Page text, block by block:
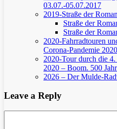
03.07.-05.07.2017
2019-Straße der
Straße der
Straße der
2020-Fahrradtouren
Corona-Pandemie 2020
2020-Tour durch die 4.
2020 – Boom. 500
2026 – Der Mulde-
Leave a Reply